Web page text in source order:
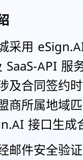
采用
SaaS-API 服
及合同签约
商所属地域
接口生成
邮件安全验